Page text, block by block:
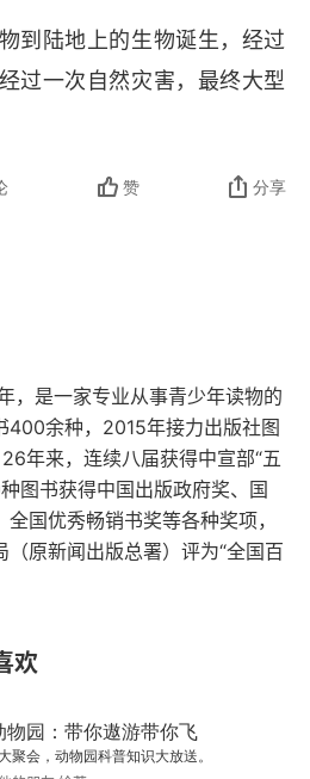
到陆地上的生物诞生，经过
过一次自然灾害，最终大型
赞 分享
，是一家专业从事青少年读物的
400余种，2015年接力出版社图
年来，连续八届获得中宣部“五
图书获得中国出版政府奖、国
国优秀畅销书奖等各种奖项，
原新闻出版总署）评为“全国百
欢
物园：带你遨游带你飞
聚会，动物园科普知识大放送。